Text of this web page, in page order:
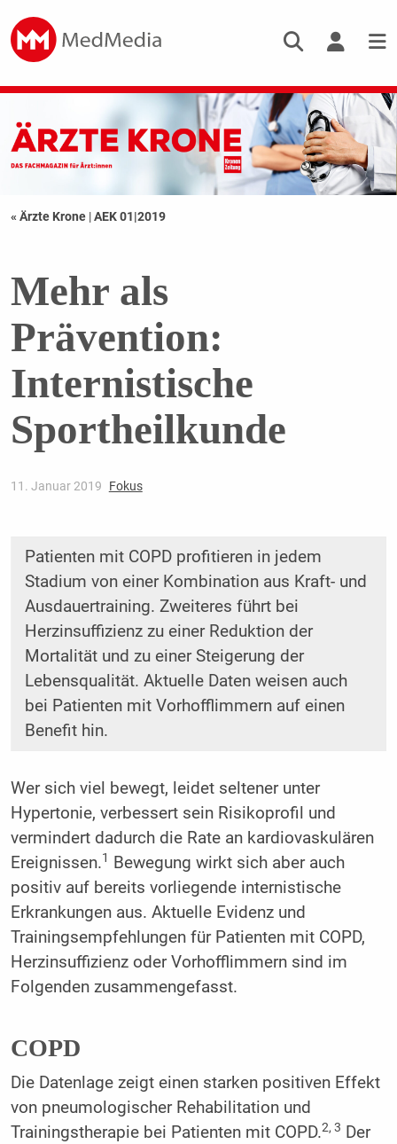
« Ärzte Krone |AEK 01|2019
Mehr als
Prävention:
Internistische
Sportheilkunde
11. Januar 2019 Fokus
Patienten mit COPD profitieren in jedem
Stadium von einer Kombination aus Kraft- und
Ausdauertraining. Zweiteres führt bei
Herzinsuffizienz zu einer Reduktion der
Mortalität und zu einer Steigerung der
Lebensqualität. Aktuelle Daten weisen auch
bei Patienten mit Vorhofflimmern auf einen
Benefit hin.
Wer sich viel bewegt, leidet seltener unter
Hypertonie, verbessert sein Risikoprofil und
vermindert dadurch die Rate an kardiovaskulären
Ereignissen.1
Bewegung wirkt sich aber auch
positiv auf bereits vorliegende internistische
Erkrankungen aus. Aktuelle Evidenz und
Trainingsempfehlungen für Patienten mit COPD,
Herzinsuffizienz oder Vorhofflimmern sind im
Folgenden zusammengefasst.
COPD
Die Datenlage zeigt einen starken positiven Effekt
von pneumologischer Rehabilitation und
Trainingstherapie bei Patienten mit COPD.2, 3 Der